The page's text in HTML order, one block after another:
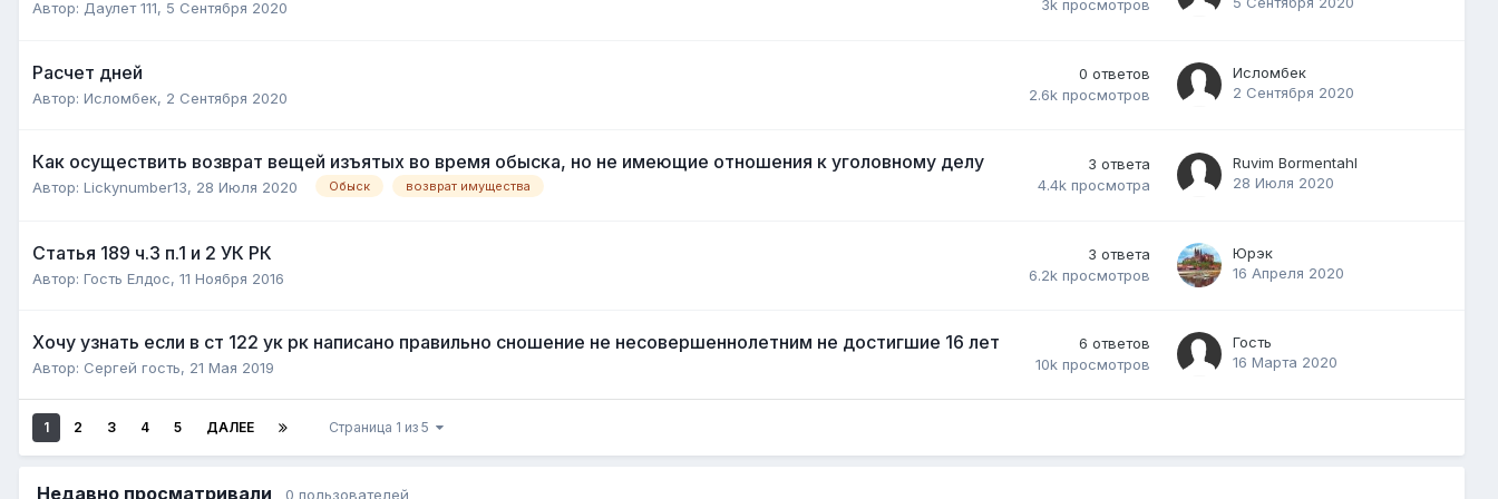
Автор: Даулет 111, 5 Сентября 2020 3k просмотров
Расчет дней
Автор: Исломбек, 2 Сентября 2020
0 ответов
2.6k просмотров
Исломбек
2 Сентября 2020
Как осуществить возврат вещей изъятых во время обыска, но не имеющие отношения к уголовному делу
Автор: Lickynumber13, 28 Июля 2020 Обыск возврат имущества
3 ответа
4.4k просмотра
Ruvim Bormentahl
28 Июля 2020
Статья 189 ч.3 п.1 и 2 УК РК
Автор: Гость Елдос, 11 Ноября 2016
3 ответа
6.2k просмотров
Юрэк
16 Апреля 2020
Хочу узнать если в ст 122 ук рк написано правильно сношение не несовершеннолетним не достигшие 16 лет
Автор: Сергей гость, 21 Мая 2019
6 ответов
10k просмотров
Гость
16 Марта 2020
1 2 3 4 5 ДАЛЕЕ Страница 1 из 5
Недавно просматривали 0 пользователей